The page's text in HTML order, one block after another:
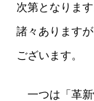
次第となりま
諸々あります
ございます。
一つは「革新